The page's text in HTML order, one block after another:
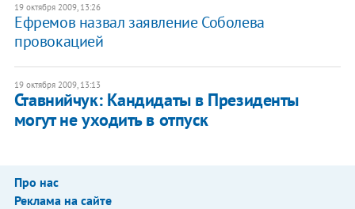
19 октября 2009, 13:26
Ефремов назвал заявление Соболева
провокацией
19 октября 2009, 13:13
Ставнийчук: Кандидаты в Президенты
могут не уходить в отпуск
Про нас
Реклама на сайте